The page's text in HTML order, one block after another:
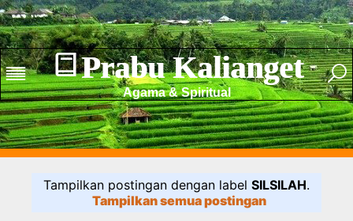
Prabu Kalianget
Agama & Spiritual
Tampilkan postingan dengan label SILSILAH.
Tampilkan semua postingan